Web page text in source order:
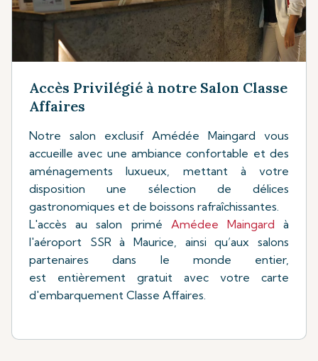
Accès Privilégié à notre Salon Classe
Affaires
Notre salon exclusif Amédée Maingard vous
accueille avec une ambiance confortable et des
aménagements luxueux, mettant à votre
disposition une sélection de délices
gastronomiques et de boissons rafraîchissantes.
L'accès au salon primé Amédee Maingard à
l'aéroport SSR à Maurice, ainsi qu’aux salons
partenaires dans le monde entier,
est entièrement gratuit avec votre carte
d'embarquement Classe Affaires.